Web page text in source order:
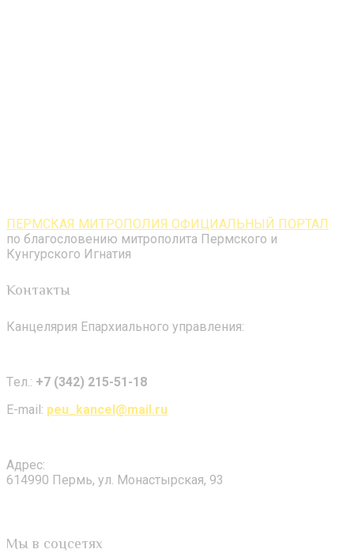
ПЕРМСКАЯ МИТРОПОЛИЯ ОФИЦИАЛЬНЫЙ ПОРТАЛ
по благословению митрополита Пермского и
Кунгурского Игнатия
Контакты
Канцелярия Епархиального управления:
Tел.: +7 (342) 215-51-18
E-mail: peu_kancel@mail.ru
Адрес:
614990 Пермь, ул. Монастырская, 93
Мы в соцсетях